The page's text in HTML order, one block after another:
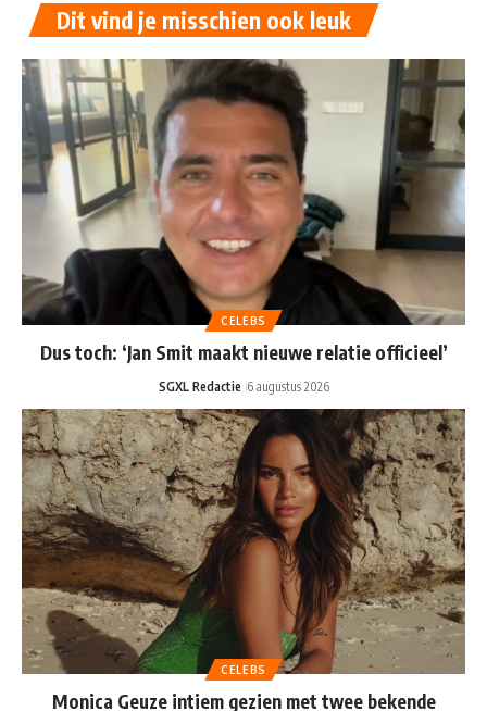
Dit vind je misschien ook leuk
CELEBS
Dus toch: ‘Jan Smit maakt nieuwe relatie officieel’
SGXL Redactie 6 augustus 2026
CELEBS
Monica Geuze intiem gezien met twee bekende